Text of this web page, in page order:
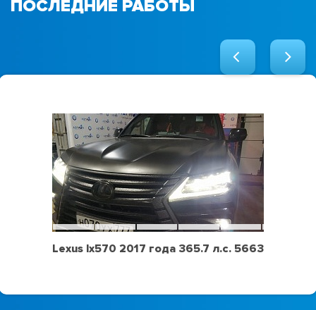
ПОСЛЕДНИЕ РАБОТЫ
Lexus lx570 2017 года 365.7 л.с. 5663